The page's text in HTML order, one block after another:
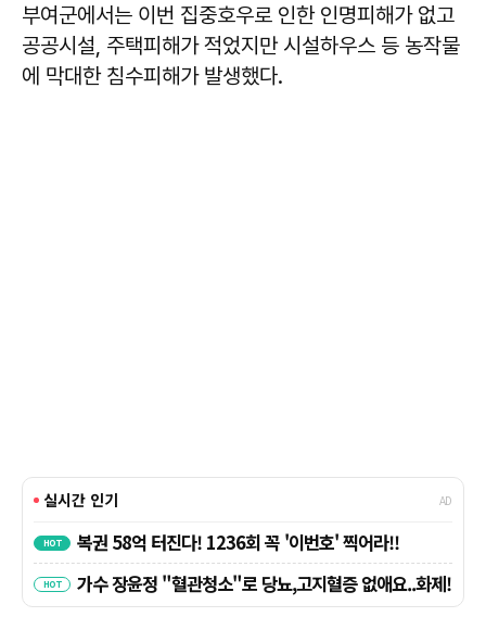
부여군에서는 이번 집중호우로 인한 인명피해가 없고
공공시설, 주택피해가 적었지만 시설하우스 등 농작물
에 막대한 침수피해가 발생했다.